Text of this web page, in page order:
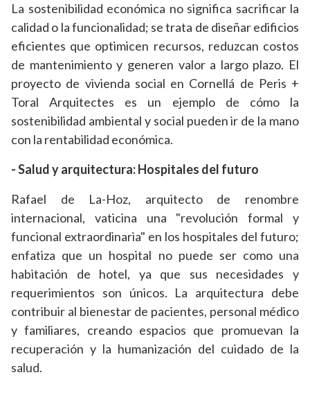
La sostenibilidad económica no significa sacrificar la
calidad o la funcionalidad; se trata de diseñar edificios
eficientes que optimicen recursos, reduzcan costos
de mantenimiento y generen valor a largo plazo. El
proyecto de vivienda social en Cornellá de Peris +
Toral Arquitectes es un ejemplo de cómo la
sostenibilidad ambiental y social pueden ir de la mano
con la rentabilidad económica.
- Salud y arquitectura: Hospitales del futuro
Rafael de La-Hoz, arquitecto de renombre
internacional, vaticina una "revolución formal y
funcional extraordinaria" en los hospitales del futuro;
enfatiza que un hospital no puede ser como una
habitación de hotel, ya que sus necesidades y
requerimientos son únicos. La arquitectura debe
contribuir al bienestar de pacientes, personal médico
y familiares, creando espacios que promuevan la
recuperación y la humanización del cuidado de la
salud.